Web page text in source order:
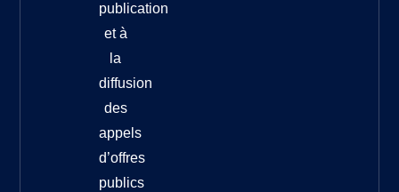
publication
et à
la
diffusion
des
appels
d’offres
publics